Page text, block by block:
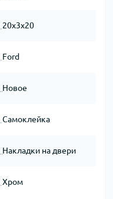
20x3x20
Ford
Новое
Самоклейка
Накладки на двери
Хром